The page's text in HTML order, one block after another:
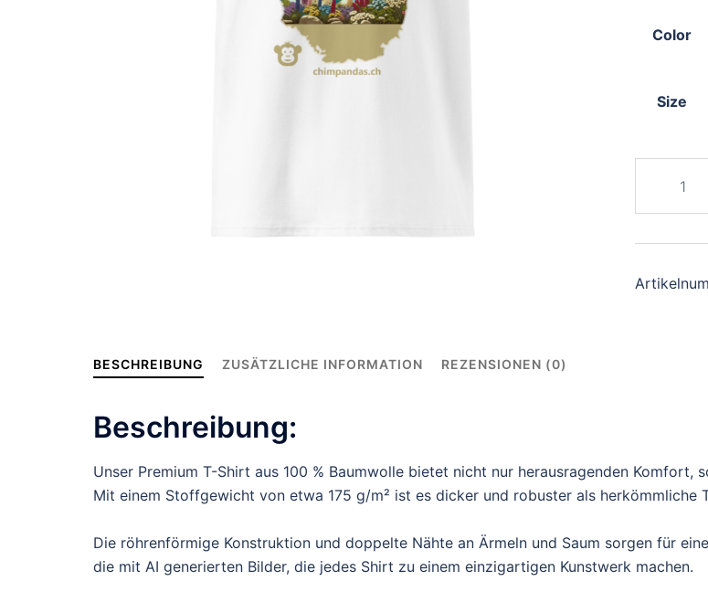
Color
Size
elegant-
koala
Menge
BESCHREIBUNG ZUSÄTZLICHE INFORMATION REZENSIONEN (0)
Beschreibung:
Unser Premium T-Shirt aus 100 % Baumwolle bietet nicht nur herausragenden Komfort,
Mit einem Stoffgewicht von etwa 175 g/m² ist es dicker und robuster als herkömmliche
Die röhrenförmige Konstruktion und doppelte Nähte an Ärmeln und Saum sorgen für
die mit AI generierten Bilder, die jedes Shirt zu einem einzigartigen Kunstwerk machen.